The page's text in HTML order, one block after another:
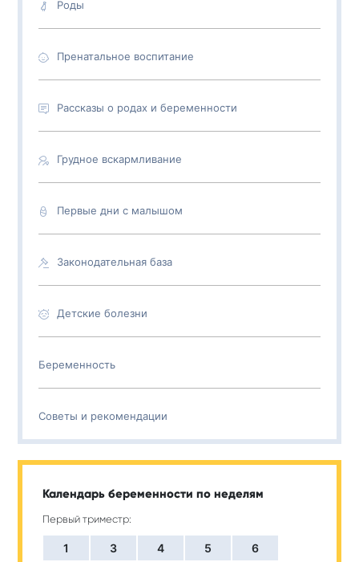
Роды
Пренатальное воспитание
Рассказы о родах и беременности
Грудное вскармливание
Первые дни с малышом
Законодательная база
Детские болезни
Беременность
Советы и рекомендации
Календарь беременности по неделям
Первый триместр:
1 3 4 5
6